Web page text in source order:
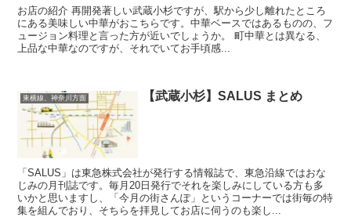
お店の紹介 再開発著しい武蔵小杉ですが、駅から少し離れたところ
にある美味しい中華がおこちらです。中華ベースではあるものの、フ
ュージョン料理と言った方が近いでしょうか。 町中華とは異なる、
上品な中華なのですが、それでいてお手頃感...
東横線、神奈川方面 【武蔵小杉】SALUS まとめ
「SALUS」は東急株式会社が発行する情報誌で、東急沿線ではおな
じみの月刊誌です。毎月20日発行でそれを楽しみにしている方も多
いかと思いますし、「今月の街さんぽ」というコーナーでは街毎の特
集を組んでおり、そちらを拝見してお店に伺うのも楽し...